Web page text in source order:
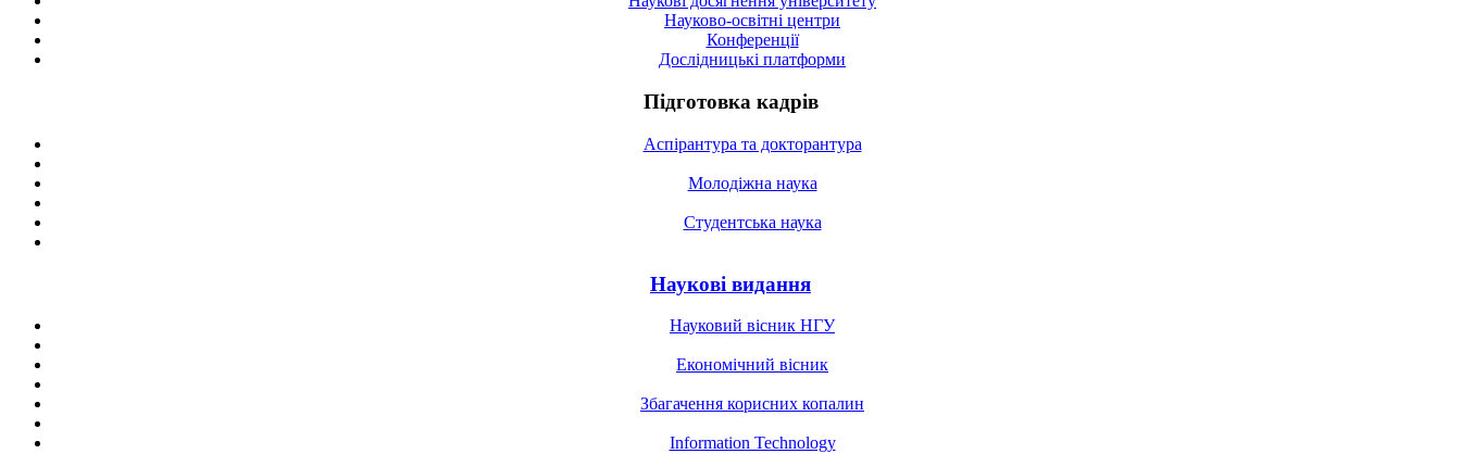
Науково-освітні центри
Конференції
Дослідницькі платформи
Підготовка кадрів
Аспірантура та докторантура
Молодіжна наука
Студентська наука
Наукові видання
Науковий вісник НГУ
Економічний вісник
Збагачення корисних копалин
Information Technology